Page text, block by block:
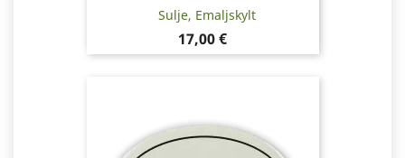
Sulje, Emaljskylt
Pris
17,00 €